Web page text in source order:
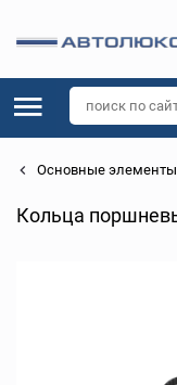
Основные элементы
Кольца